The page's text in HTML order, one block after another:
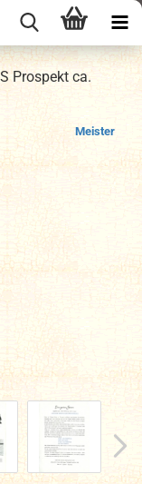
Prospekt ca.
Meister